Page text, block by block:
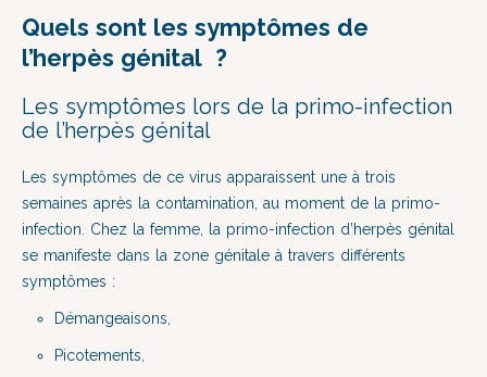
Quels sont les symptômes de
l’herpès génital ?
Les symptômes lors de la primo-infection
de l’herpès génital
Les symptômes de ce virus apparaissent une à trois
semaines après la contamination, au moment de la primo-
infection. Chez la femme, la primo-infection d’herpès génital
se manifeste dans la zone génitale à travers différents
symptômes :
Démangeaisons,
Picotements,